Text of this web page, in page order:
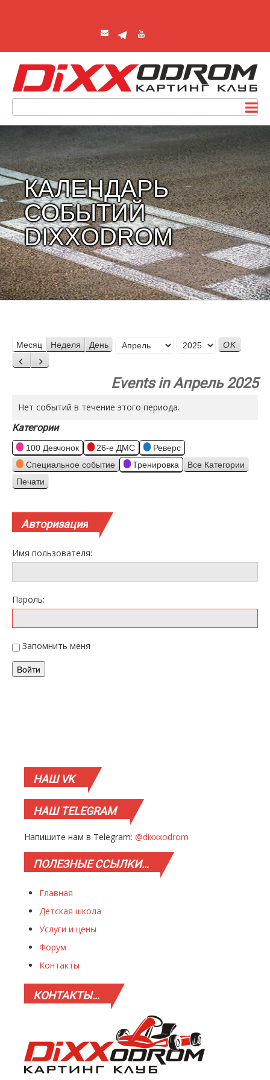
КАЛЕНДАРЬ
СОБЫТИЙ
DIXXODROM
Месяц Неделя День
Месяц
Назад
Вперед
Events in Апрель 2025
Нет событий в течение этого периода.
Категории
100 Девчонок 26-е ДМС
Реверс
Специальное событие
Тренировка Все Категории
Просмотр
Печати
Авторизация
Имя пользователя:
Пароль:
Запомнить меня
Войти
НАШVK
НАШTELEGRAM
Напишите нам в Telegram: @dixxxodrom
ПОЛЕЗНЫЕССЫЛКИ…
Главная
Детская школа
Услуги и цены
Форум
Контакты
КОНТАКТЫ…